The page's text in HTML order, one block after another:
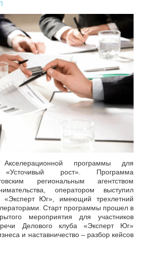
программы для
«Усточивый рост». Программа
региональным агентством
оператором выступил
«Эксперт Юг», имеющий трехлетний
Старт программы прошел в
мероприятия для участников
Делового клуба «Эксперт Юг»
и наставничество – разбор кейсов